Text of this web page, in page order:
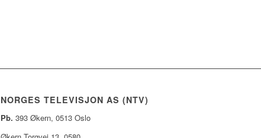
NORGES TELEVISJON AS (NTV)
Pb. 393 Økern, 0513 Oslo